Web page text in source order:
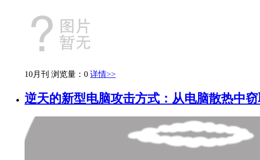
10月刊 浏览量：0 详情>>
逆天的新型电脑攻击方式：从电脑散热中